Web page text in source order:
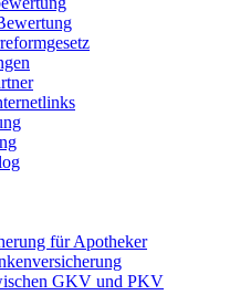
für Apotheker
GKV und PKV